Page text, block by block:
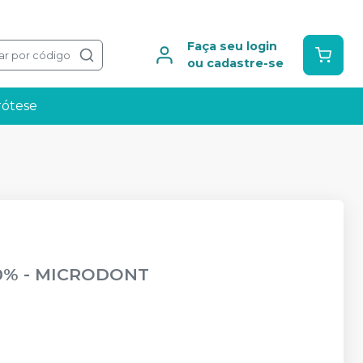
por código
Faça seu login
ou cadastre-se
- MICRODONT